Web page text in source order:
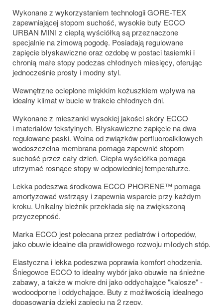
Wykonane z wykorzystaniem technologii GORE-TEX
zapewniającej stopom suchość, wysokie buty ECCO
URBAN MINI z ciepłą wyściółką są przeznaczone
specjalnie na zimową pogodę. Posiadają regulowane
zapięcie błyskawiczne oraz ozdobę w postaci tasiemki i
chronią małe stopy podczas chłodnych miesięcy, oferując
jednocześnie prosty i modny styl.
Wewnętrzne ocieplone miękkim kożuszkiem wpływa na
idealny klimat w bucie w trakcie chłodnych dni.
Wykonane z mieszanki wysokiej jakości skóry ECCO
i materiałów tekstylnych. Błyskawiczne zapięcie na dwa
regulowane paski. Wolna od związków perfluoroalkilowych
wodoszczelna membrana pomaga zapewnić stopom
suchość przez cały dzień. Ciepła wyściółka pomaga
utrzymać rosnące stopy w odpowiedniej temperaturze.
Lekka podeszwa środkowa ECCO PHORENE™ pomaga
amortyzować wstrząsy i zapewnia wsparcie przy każdym
kroku. Unikalny bieżnik przekłada się na zwiększoną
przyczepność.
Marka ECCO jest polecana przez pediatrów i ortopedów,
jako obuwie idealne dla prawidłowego rozwoju młodych stóp.
Elastyczna i lekka podeszwa poprawia komfort chodzenia.
Śniegowce ECCO to idealny wybór jako obuwie na śnieżne
zabawy, a także w mokre dni jako oddychające "kalosze" -
wodoodporne i oddychające. Buty z możliwością idealnego
dopasowania dzięki zapięciu na 2 rzepy.